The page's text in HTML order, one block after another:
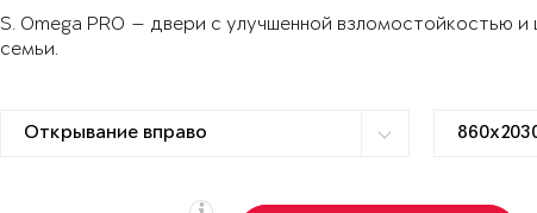
S. Omega PRO — двери с улучшенной взломостойкостью
семьи.